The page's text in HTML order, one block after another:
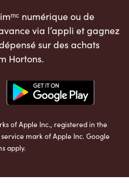
numérique ou de
via l’appli et gagnez
sur des achats
Hortons.
of Apple Inc., registered in the
mark of Apple Inc. Google
apply.